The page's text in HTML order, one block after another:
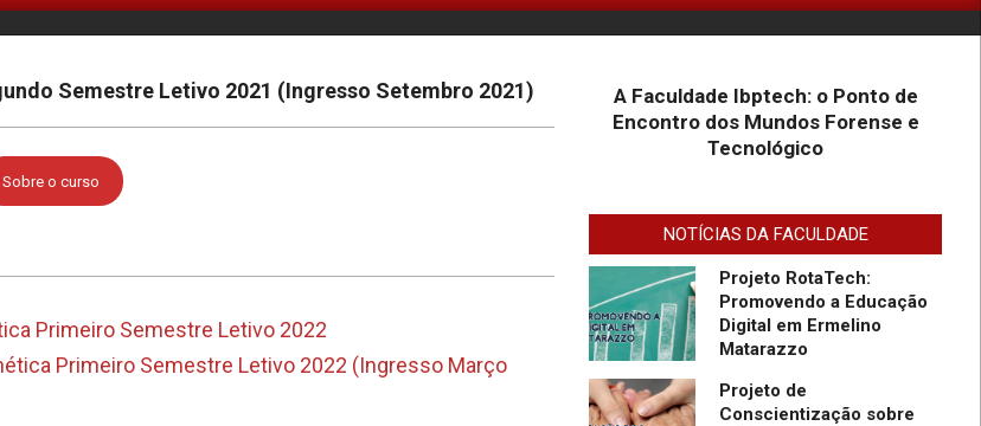
Semestre Letivo 2021 (Ingresso Setembro 2021)
Sobre o curso
Primeiro Semestre Letivo 2022
Primeiro Semestre Letivo 2022 (Ingresso Março
da formação
sobre novas
para o sucesso
Docente da Faculdade IBPTECH é
convidado especial em Evento
sobre Tecnologia em SC
A Faculdade Ibptech: o Ponto de
Encontro dos Mundos Forense e
Tecnológico
NOTÍCIAS DA FACULDADE
Tecnológico
mensalidades na
Graduação EAD em
Defesa Cibernética para
Turma Agosto/23
Faculdade IBPTECH
Cibernéticos” Para
Promover Segurança na
Internet
Projeto RotaTech:
Promovendo a Educação
Digital em Ermelino
Matarazzo
Projeto de
Conscientização sobre